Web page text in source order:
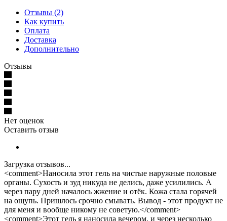
Отзывы (2)
Как купить
Оплата
Доставка
Дополнительно
Отзывы
Нет оценок
Оставить отзыв
Загрузка отзывов...
<comment>Наносила этот гель на чистые наружные половые
органы. Сухость и зуд никуда не делись, даже усилились. А
через пару дней началось жжение и отёк. Кожа стала горячей
на ощупь. Пришлось срочно смывать. Вывод - этот продукт не
для меня и вообще никому не советую.</comment>
<comment>Этот гель я наносила вечером, и через несколько